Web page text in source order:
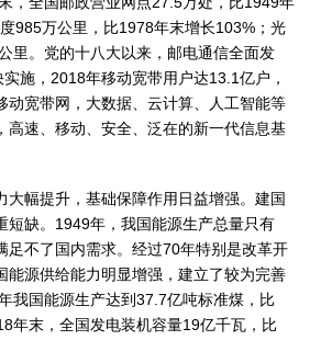
985万公里，比1978年末增长103%；光
里。党的十八大以来，邮电通信全面发
实施，2018年移动宽带用户达13.1亿户，
动宽带网，大数据、云计算、人工智能等
高速、移动、安全、泛在的新一代信息基
大幅提升，基础保障作用日益增强。建国
短缺。1949年，我国能源生产总量只有
足不了国内需求。经过70年特别是改革开
能源供给能力明显增强，建立了较为完善
我国能源生产达到37.7亿吨标准煤，比
年末，全国发电装机容量19亿千瓦，比